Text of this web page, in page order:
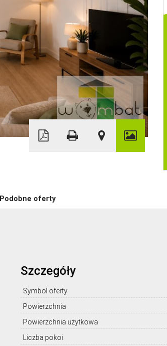
©OpenStreetMap contributors
Podobne oferty
Szczegóły
Symbol oferty
Powierzchnia
Powierzchnia użytkowa
Liczba pokoi